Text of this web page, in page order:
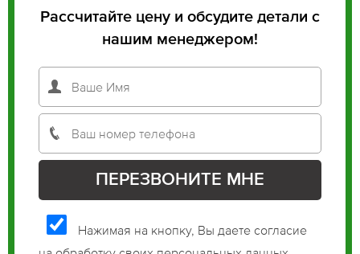
Рассчитайте цену и обсудите детали с
нашим менеджером!
Нажимая на кнопку, Вы даете согласие